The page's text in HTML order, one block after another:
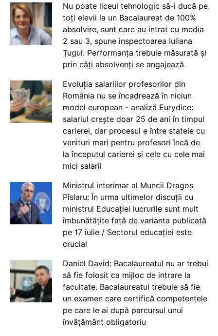
Nu poate liceul tehnologic să-i ducă pe
toți elevii la un Bacalaureat de 100%
absolvire, sunt care au intrat cu media
2 sau 3, spune inspectoarea Iuliana
Țugui: Performanța trebuie măsurată și
prin câți absolvenți se angajează
Evoluția salariilor profesorilor din
România nu se încadrează în niciun
model european - analiză Eurydice:
salariul crește doar 25 de ani în timpul
carierei, dar procesul e între statele cu
venituri mari pentru profesori încă de
la începutul carierei și cele cu cele mai
mici salarii
Ministrul interimar al Muncii Dragos
Pîslaru: În urma ultimelor discuții cu
ministrul Educației lucrurile sunt mult
îmbunătățite față de varianta publicată
pe 17 iulie / Sectorul educației este
crucial
Daniel David: Bacalaureatul nu ar trebui
să fie folosit ca mijloc de intrare la
facultate. Bacalaureatul trebuie să fie
un examen care certifică competențele
pe care le ai după parcursul unui
învățământ obligatoriu